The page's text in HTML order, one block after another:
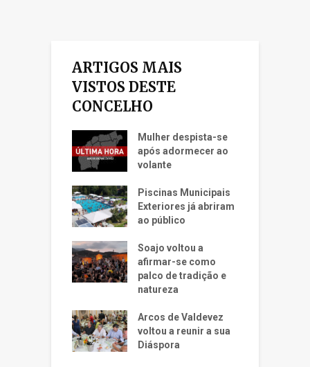
ARTIGOS MAIS
VISTOS DESTE
CONCELHO
Mulher despista-se
após adormecer ao
volante
Piscinas Municipais
Exteriores já abriram
ao público
Soajo voltou a
afirmar-se como
palco de tradição e
natureza
Arcos de Valdevez
voltou a reunir a sua
Diáspora